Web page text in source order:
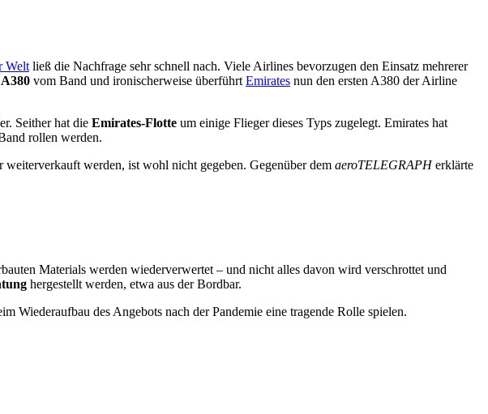
Welt ließ die Nachfrage sehr schnell nach. Viele Airlines bevorzugen den Einsatz mehrerer
vom Band und ironischerweise überführt Emirates nun den ersten A380 der Airline
Seither hat die Emirates-Flotte um einige Flieger dieses Typs zugelegt. Emirates hat
rollen werden.
werden, ist wohl nicht gegeben. Gegenüber dem aeroTELEGRAPHerklärte
Materials werden wiederverwertet – und nicht alles davon wird verschrottet und
hergestellt werden, etwa aus der Bordbar.
Wiederaufbau des Angebots nach der Pandemie eine tragende Rolle spielen.